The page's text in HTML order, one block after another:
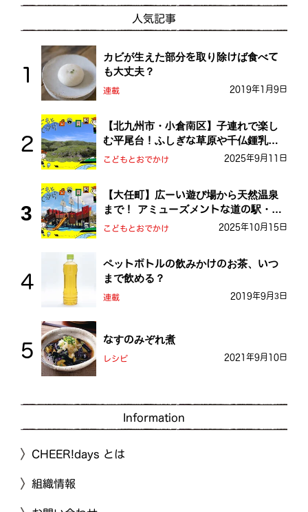
人気記事
カビが生えた部分を取り除けば食べて
も大丈夫？
連載 2019年1月9日
【北九州市・小倉南区】子連れで楽し
む平尾台！ふしぎな草原や千仏鍾乳洞
を探検しよう！
こどもとおでかけ 2025年9月11日
【大任町】広ーい遊び場から天然温泉
まで！ アミューズメントな道の駅・お
おとう桜街道
こどもとおでかけ 2025年10月15日
ペットボトルの飲みかけのお茶、いつ
まで飲める？
連載 2019年9月3日
なすのみぞれ煮
レシピ 2021年9月10日
Information
CHEER!days とは
組織情報